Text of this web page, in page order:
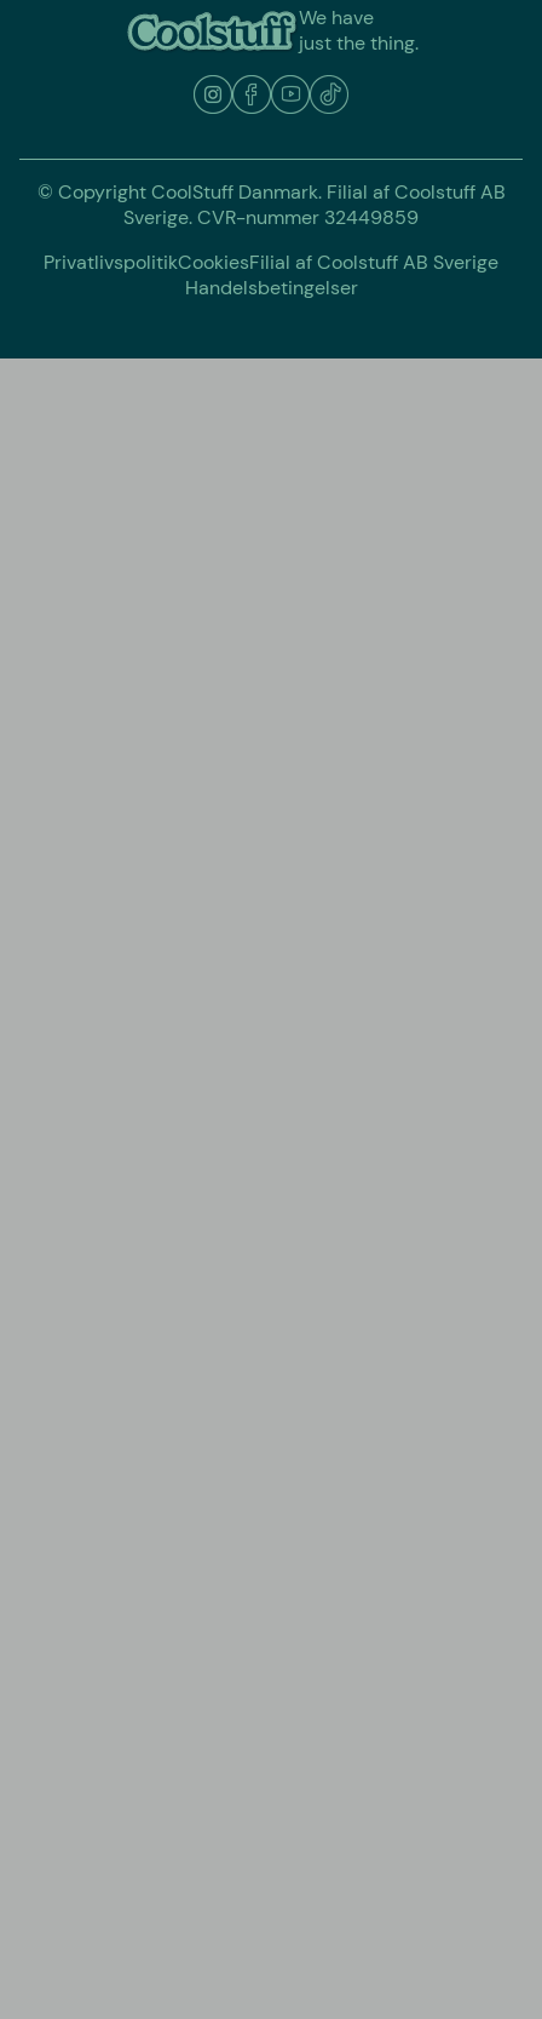
We have
just the thing.
© Copyright CoolStuff Danmark. Filial af Coolstuff AB
Sverige. CVR-nummer 32449859
PrivatlivspolitikCookiesFilial af Coolstuff AB Sverige
Handelsbetingelser